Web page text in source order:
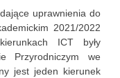
uprawnienia do
2021/2022
ICT były
Przyrodniczym we
jest jeden kierunek